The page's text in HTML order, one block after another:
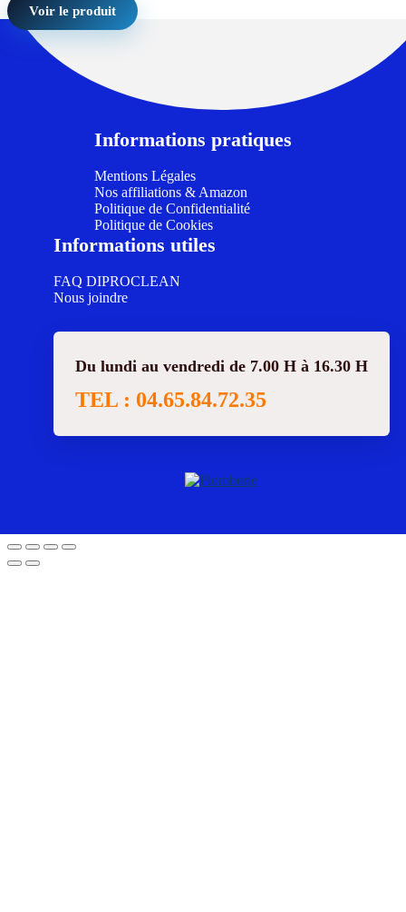
Voir le produit
Informations pratiques
Mentions Légales
Nos affiliations & Amazon
Politique de Confidentialité
Politique de Cookies
Informations utiles
FAQ DIPROCLEAN
Nous joindre
Du lundi au vendredi de 7.00 H à 16.30 H
TEL : 04.65.84.72.35